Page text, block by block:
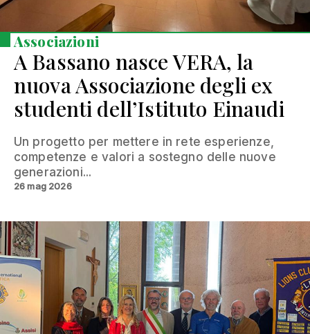
Associazioni
A Bassano nasce VERA, la
nuova Associazione degli ex
studenti dell’Istituto Einaudi
Un progetto per mettere in rete esperienze,
competenze e valori a sostegno delle nuove
generazioni...
26 mag 2026